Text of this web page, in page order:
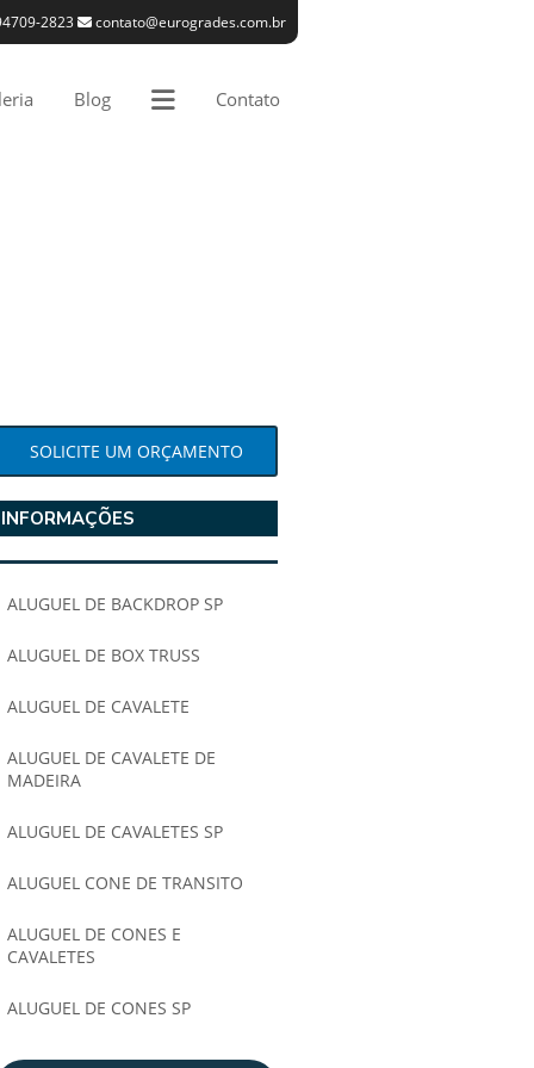
Blog Contato
2823 contato@eurogrades.com.br
SOLICITE UM ORÇAMENTO
INFORMAÇÕES
ALUGUEL DE BACKDROP SP
ALUGUEL DE BOX TRUSS
ALUGUEL DE CAVALETE
ALUGUEL DE CAVALETE DE
MADEIRA
ALUGUEL DE CAVALETES SP
ALUGUEL CONE DE TRANSITO
ALUGUEL DE CONES E
CAVALETES
ALUGUEL DE CONES SP
ALUGUEL DE GRADE DE